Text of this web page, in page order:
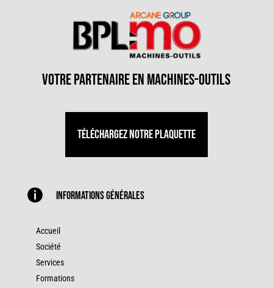
votre partenaire en machines-outils
Téléchargez notre plaquette
 Informations générales
Accueil
Société
Services
Formations